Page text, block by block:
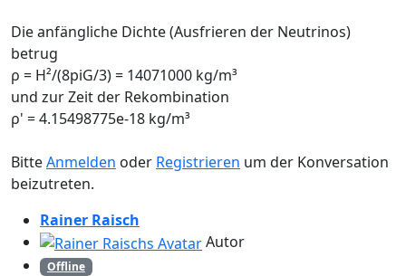
Die anfängliche Dichte (Ausfrieren der Neutrinos)
betrug
ρ = H²/(8piG/3) = 14071000 kg/m³
und zur Zeit der Rekombination
ρ' = 4.15498775e-18 kg/m³
BitteAnmelden oder Registrieren um der Konversation
beizutreten.
Rainer Raisch
Autor
Offline